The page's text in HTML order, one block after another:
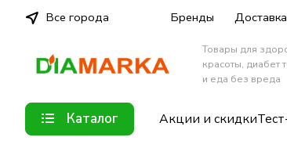
Все города Бренды Доставка
Товары для
красоты, диабет
и еда без вреда
Каталог Акции и скидки